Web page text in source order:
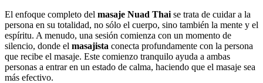
El enfoque completo del masaje Nuad Thai se trata de cuidar a la
persona en su totalidad, no sólo el cuerpo, sino también la mente y el
espíritu. A menudo, una sesión comienza con un momento de
silencio, donde el masajista conecta profundamente con la persona
que recibe el masaje. Este comienzo tranquilo ayuda a ambas
personas a entrar en un estado de calma, haciendo que el masaje sea
más efectivo.